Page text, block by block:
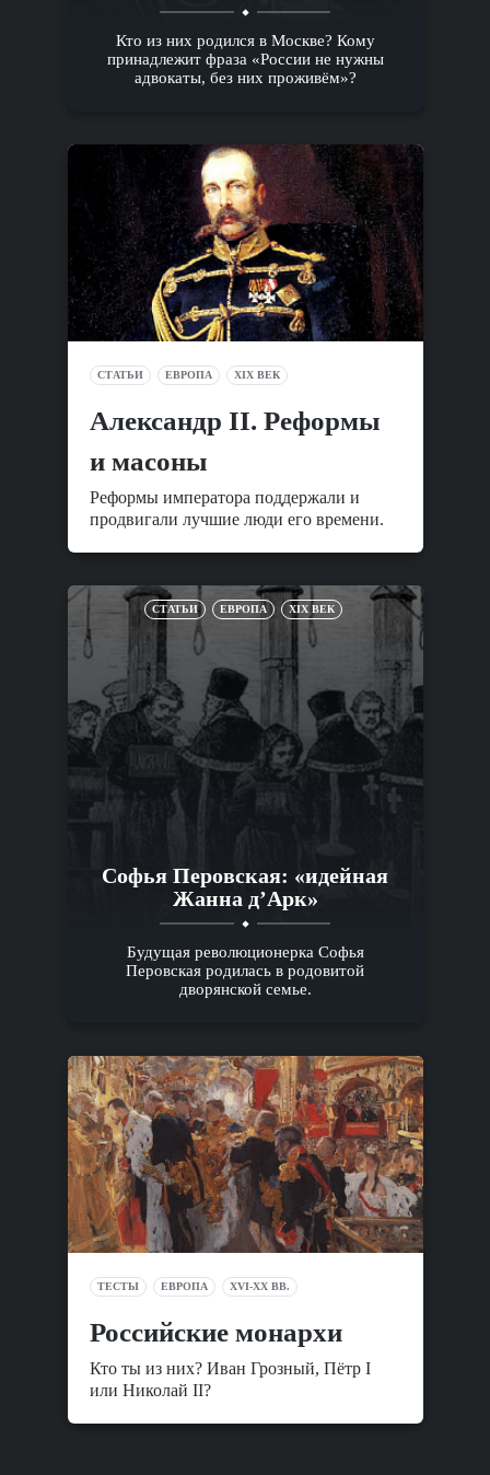
Кто из них родился в Москве? Кому
принадлежит фраза «России не нужны
адвокаты, без них проживём»?
СТАТЬИ ЕВРОПА XIX ВЕК
Александр II. Реформы
и масоны
Реформы императора поддержали и
продвигали лучшие люди его времени.
СТАТЬИ ЕВРОПА XIX ВЕК
Софья Перовская: «идейная
Жанна д’Арк»
Будущая революционерка Софья
Перовская родилась в родовитой
дворянской семье.
ТЕСТЫ ЕВРОПА XVI-XX ВВ.
Российские монархи
Кто ты из них? Иван Грозный, Пётр I
или Николай II?